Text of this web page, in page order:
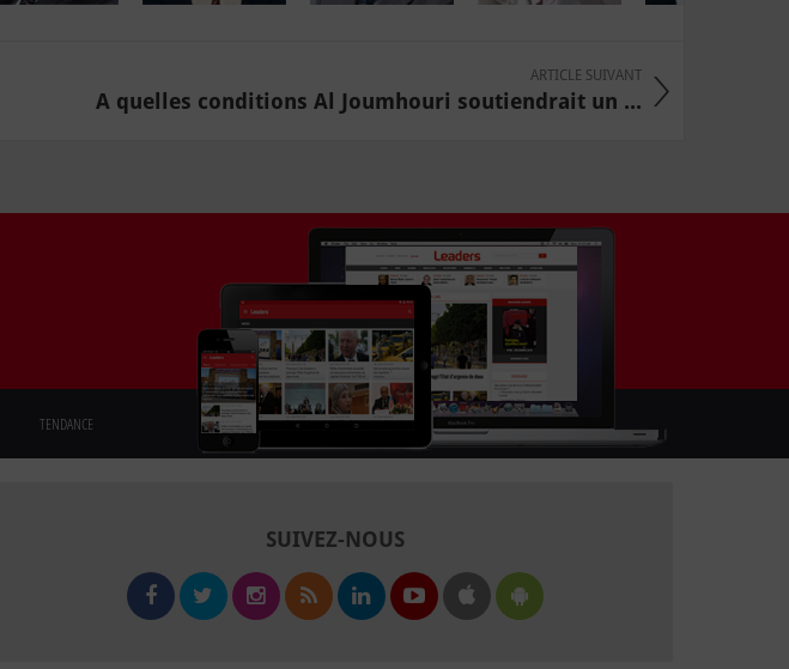
ARTICLE SUIVANT
A quelles conditions Al Joumhouri soutiendrait un ...
TENDANCE
SUIVEZ-NOUS